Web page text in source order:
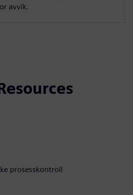
avvik.
prosesskontroll